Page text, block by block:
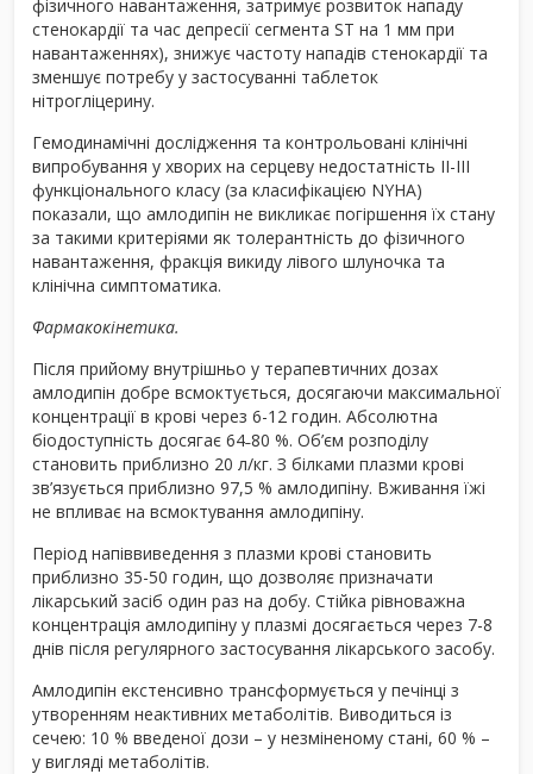
фізичного навантаження, затримує розвиток нападу
стенокардії та час депресії сегмента ST на 1 мм при
навантаженнях), знижує частоту нападів стенокардії та
зменшує потребу у застосуванні таблеток
нітрогліцерину.
Гемодинамічні дослідження та контрольовані клінічні
випробування у хворих на серцеву недостатність ІІ-ІІІ
функціонального класу (за класифікацією NYHA)
показали, що амлодипін не викликає погіршення їх стану
за такими критеріями як толерантність до фізичного
навантаження, фракція викиду лівого шлуночка та
клінічна симптоматика.
Фармакокінетика.
Після прийому внутрішньо у терапевтичних дозах
амлодипін добре всмоктується, досягаючи максимальної
концентрації в крові через 6-12 годин. Абсолютна
біодоступність досягає 64˗80 %. Об’єм розподілу
становить приблизно 20 л/кг. З білками плазми крові
зв’язується приблизно 97,5 % амлодипіну. Вживання їжі
не впливає на всмоктування амлодипіну.
Період напіввиведення з плазми крові становить
приблизно 35-50 годин, що дозволяє призначати
лікарський засіб один раз на добу. Стійка рівноважна
концентрація амлодипіну у плазмі досягається через 7-8
днів після регулярного застосування лікарського засобу.
Амлодипін екстенсивно трансформується у печінці з
утворенням неактивних метаболітів. Виводиться із
сечею: 10 % введеної дози – у незміненому стані, 60 % –
у вигляді метаболітів.